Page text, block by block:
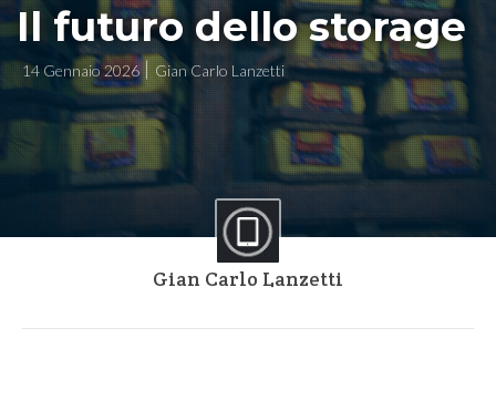
Il futuro dello storage
14 Gennaio 2026 Gian Carlo Lanzetti
Gian Carlo Lanzetti